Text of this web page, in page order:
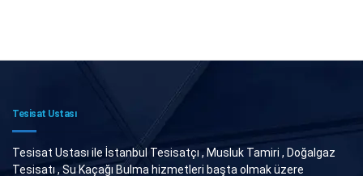
Tesisat Ustası
Tesisat Ustası ile İstanbul Tesisatçı , Musluk Tamiri , Doğalgaz
Tesisatı , Su Kaçağı Bulma hizmetleri başta olmak üzere